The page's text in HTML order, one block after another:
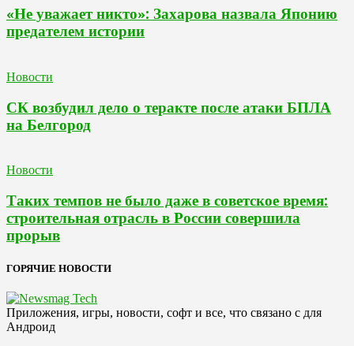
«Не уважает никто»: Захарова назвала Японию
предателем истории
Новости
СК возбудил дело о теракте после атаки БПЛА
на Белгород
Новости
Таких темпов не было даже в советское время:
строительная отрасль в России совершила
прорыв
ГОРЯЧИЕ НОВОСТИ
Приложения, игры, новости, софт и все, что связано с для
Андроид